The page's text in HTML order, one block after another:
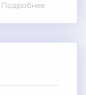
Подробнее